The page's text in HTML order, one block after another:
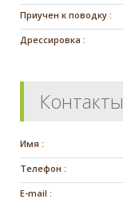
Приучен к поводку :
Дрессировка :
Контакты
Имя :
Телефон :
E-mail :